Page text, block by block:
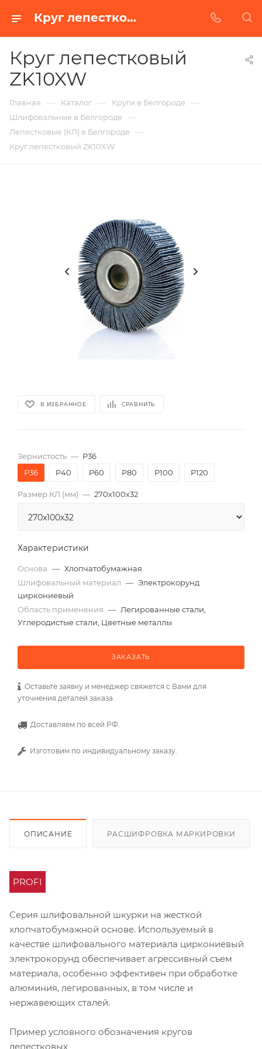
Круг лепестковый ZK10XW в Белгороде | Купить по недорогой цене от Абразивного Завода
Круг лепестковый
ZK10XW
Главная — Каталог — Круги в Белгороде —
Шлифовальные в Белгороде —
Лепестковые (КЛ) в Белгороде —
Круг лепестковый ZK10XW
В ИЗБРАННОЕ СРАВНИТЬ
Зернистость — P36
P36
P40 P60 P80 P100 P120
Размер КЛ (мм) — 270x100x32
Характеристики
Основа — Хлопчатобумажная
Шлифовальный материал — Электрокорунд
циркониевый
Область применения — Легированные стали,
Углеродистые стали, Цветные металлы
ЗАКАЗАТЬ
Оставьте заявку и менеджер свяжется с Вами для
уточнения деталей заказа.
Доставляем по всей РФ.
Изготовим по индивидуальному заказу.
ОПИСАНИЕ РАСШИФРОВКА МАРКИРОВКИ
PROFI
Серия шлифовальной шкурки на жесткой
хлопчатобумажной основе. Используемый в
качестве шлифовального материала циркониевый
электрокорунд обеспечивает агрессивный съем
материала, особенно эффективен при обработке
алюминия, легированных, в том числе и
нержавеющих сталей.
Пример условного обозначения кругов
лепестковых